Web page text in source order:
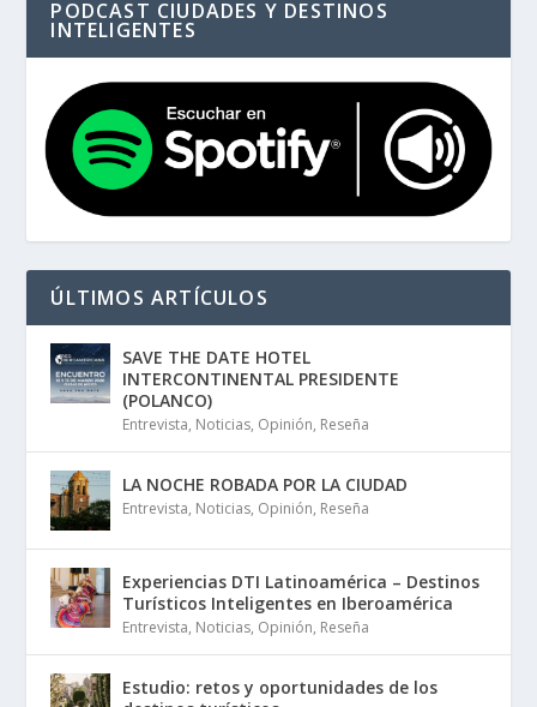
PODCAST CIUDADES Y DESTINOS
INTELIGENTES
ÚLTIMOS ARTÍCULOS
SAVE THE DATE HOTEL
INTERCONTINENTAL PRESIDENTE
(POLANCO)
Entrevista, Noticias, Opinión, Reseña
LA NOCHE ROBADA POR LA CIUDAD
Entrevista, Noticias, Opinión, Reseña
Experiencias DTI Latinoamérica – Destinos
Turísticos Inteligentes en Iberoamérica
Entrevista, Noticias, Opinión, Reseña
Estudio: retos y oportunidades de los